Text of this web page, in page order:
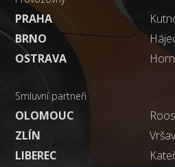
PRAHA
BRNO
OSTRAVA
Smluvní partneři
OLOMOUC
ZLÍN
LIBEREC